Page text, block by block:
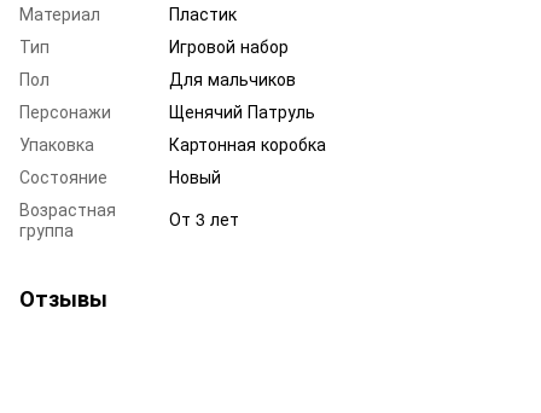
Материал
Пластик
Тип
Игровой набор
Пол
Для мальчиков
Персонажи
Щенячий Патруль
Упаковка
Картонная коробка
Состояние
Новый
Возрастная
группа
От 3 лет
Отзывы